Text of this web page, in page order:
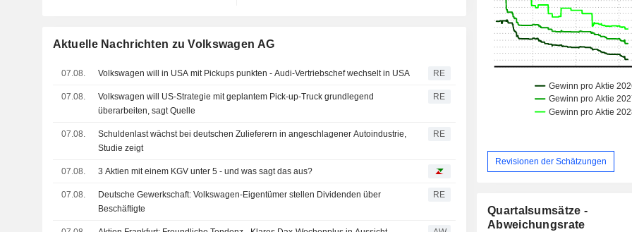
Aktuelle Nachrichten zu Volkswagen AG
07.08. Volkswagen will in USA mit Pickups punkten - Audi-Vertriebschef wechselt in USA RE
07.08.
Volkswagen will US-Strategie mit geplantem Pick-up-Truck grundlegend
überarbeiten, sagt Quelle
RE
07.08.
Schuldenlast wächst bei deutschen Zulieferern in angeschlagener Autoindustrie,
Studie zeigt
RE
07.08. 3 Aktien mit einem KGV unter 5 - und was sagt das aus?
07.08.
Deutsche Gewerkschaft: Volkswagen-Eigentümer stellen Dividenden über
Beschäftigte
RE
Revisionen der Schätzungen
Quartalsumsätze -
Abweichungsrate